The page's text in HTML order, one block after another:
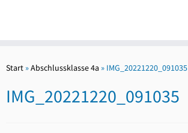
Inhalt
Start »Abschlussklasse 4a » IMG_20221220_091035
IMG_20221220_091035